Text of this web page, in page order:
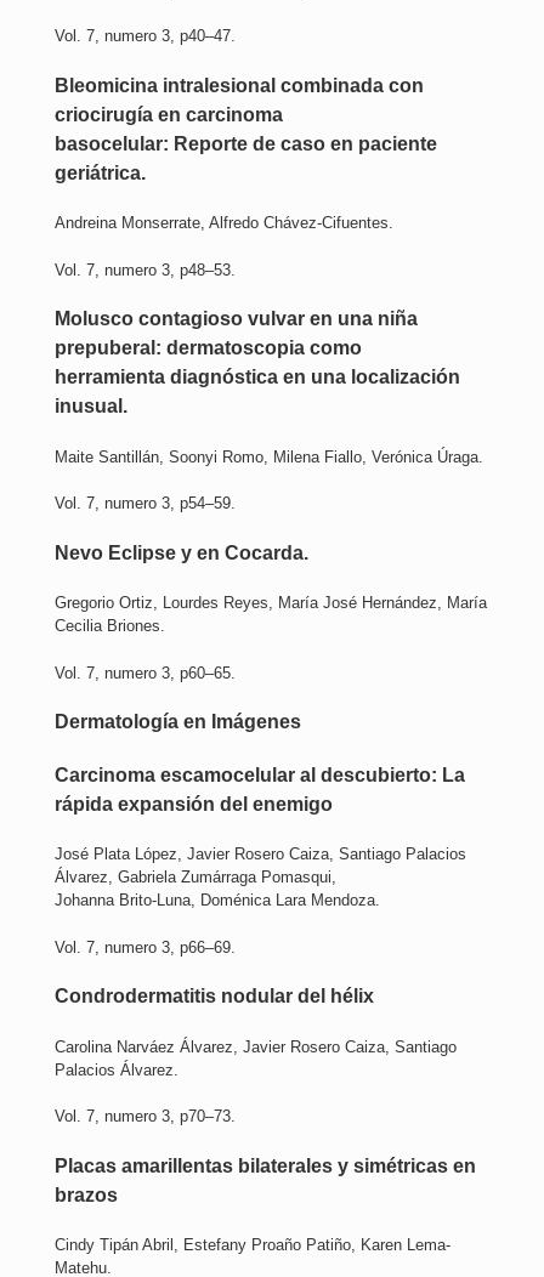
Vol. 7, numero 3, p40–47.
Bleomicina intralesional combinada con
criocirugía en carcinoma
basocelular: Reporte de caso en paciente
geriátrica.
Andreina Monserrate, Alfredo Chávez-Cifuentes.
Vol. 7, numero 3, p48–53.
Molusco contagioso vulvar en una niña
prepuberal: dermatoscopia como
herramienta diagnóstica en una localización
inusual.
Maite Santillán, Soonyi Romo, Milena Fiallo, Verónica Úraga.
Vol. 7, numero 3, p54–59.
Nevo Eclipse y en Cocarda.
Gregorio Ortiz, Lourdes Reyes, María José Hernández, María
Cecilia Briones.
Vol. 7, numero 3, p60–65.
Dermatología en Imágenes
Carcinoma escamocelular al descubierto: La
rápida expansión del enemigo
José Plata López, Javier Rosero Caiza, Santiago Palacios
Álvarez, Gabriela Zumárraga Pomasqui,
Johanna Brito-Luna, Doménica Lara Mendoza.
Vol. 7, numero 3, p66–69.
Condrodermatitis nodular del hélix
Carolina Narváez Álvarez, Javier Rosero Caiza, Santiago
Palacios Álvarez.
Vol. 7, numero 3, p70–73.
Placas amarillentas bilaterales y simétricas en
brazos
Cindy Tipán Abril, Estefany Proaño Patiño, Karen Lema-
Matehu.